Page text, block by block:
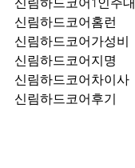
신림하드코어홈런
신림하드코어가성비
신림하드코어지명
신림하드코어차이사
신림하드코어후기